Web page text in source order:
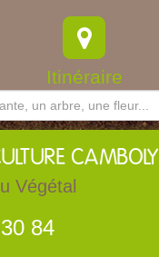
Itinéraire
CAMBOLY
Végétal
84